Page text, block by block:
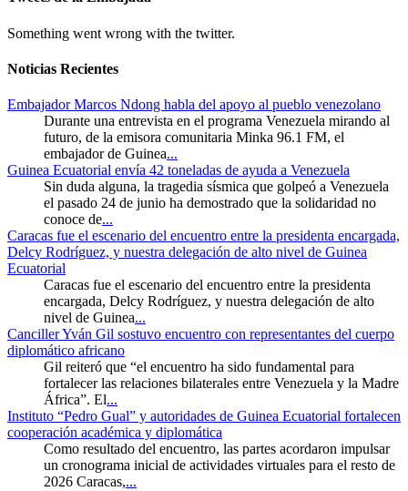
Something went wrong with the twitter.
Noticias Recientes
Embajador Marcos Ndong habla del apoyo al pueblo venezolano
Durante una entrevista en el programa Venezuela mirando al
futuro, de la emisora comunitaria Minka 96.1 FM, el
embajador de Guinea...
Guinea Ecuatorial envía 42 toneladas de ayuda a Venezuela
Sin duda alguna, la tragedia sísmica que golpeó a Venezuela
el pasado 24 de junio ha demostrado que la solidaridad no
conoce de...
Caracas fue el escenario del encuentro entre la presidenta encargada,
Delcy Rodríguez, y nuestra delegación de alto nivel de Guinea
Ecuatorial
Caracas fue el escenario del encuentro entre la presidenta
encargada, Delcy Rodríguez, y nuestra delegación de alto
nivel de Guinea...
Canciller Yván Gil sostuvo encuentro con representantes del cuerpo
diplomático africano
Gil reiteró que “el encuentro ha sido fundamental para
fortalecer las relaciones bilaterales entre Venezuela y la Madre
África”. El...
Instituto “Pedro Gual” y autoridades de Guinea Ecuatorial fortalecen
cooperación académica y diplomática
Como resultado del encuentro, las partes acordaron impulsar
un cronograma inicial de actividades virtuales para el resto de
2026 Caracas,...